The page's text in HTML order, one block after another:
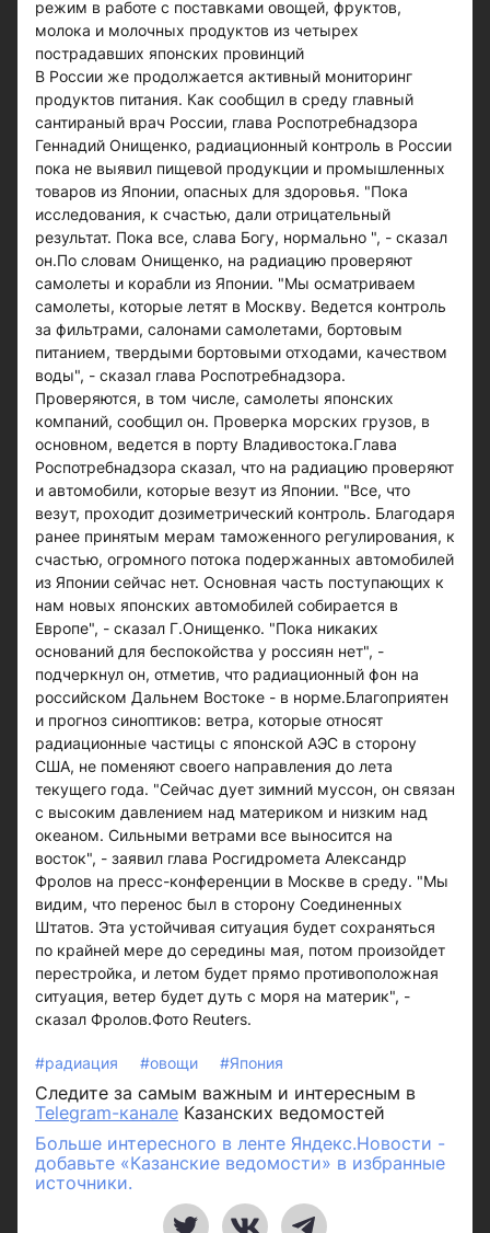
режим в работе с поставками овощей, фруктов,
молока и молочных продуктов из четырех
пострадавших японских провинций
В России же продолжается активный мониторинг
продуктов питания. Как сообщил в среду главный
сантираный врач России, глава Роспотребнадзора
Геннадий Онищенко, радиационный контроль в России
пока не выявил пищевой продукции и промышленных
товаров из Японии, опасных для здоровья. "Пока
исследования, к счастью, дали отрицательный
результат. Пока все, слава Богу, нормально ", - сказал
он.По словам Онищенко, на радиацию проверяют
самолеты и корабли из Японии. "Мы осматриваем
самолеты, которые летят в Москву. Ведется контроль
за фильтрами, салонами самолетами, бортовым
питанием, твердыми бортовыми отходами, качеством
воды", - сказал глава Роспотребнадзора.
Проверяются, в том числе, самолеты японских
компаний, сообщил он. Проверка морских грузов, в
основном, ведется в порту Владивостока.Глава
Роспотребнадзора сказал, что на радиацию проверяют
и автомобили, которые везут из Японии. "Все, что
везут, проходит дозиметрический контроль. Благодаря
ранее принятым мерам таможенного регулирования, к
счастью, огромного потока подержанных автомобилей
из Японии сейчас нет. Основная часть поступающих к
нам новых японских автомобилей собирается в
Европе", - сказал Г.Онищенко. "Пока никаких
оснований для беспокойства у россиян нет", -
подчеркнул он, отметив, что радиационный фон на
российском Дальнем Востоке - в норме.Благоприятен
и прогноз синоптиков: ветра, которые относят
радиационные частицы с японской АЭС в сторону
США, не поменяют своего направления до лета
текущего года. "Сейчас дует зимний муссон, он связан
с высоким давлением над материком и низким над
океаном. Сильными ветрами все выносится на
восток", - заявил глава Росгидромета Александр
Фролов на пресс-конференции в Москве в среду. "Мы
видим, что перенос был в сторону Соединенных
Штатов. Эта устойчивая ситуация будет сохраняться
по крайней мере до середины мая, потом произойдет
перестройка, и летом будет прямо противоположная
ситуация, ветер будет дуть с моря на материк", -
сказал Фролов.Фото Reuters.
#радиация #овощи #Япония
Следите за самым важным и интересным в
Telegram-канале Казанских ведомостей
Больше интересного в ленте Яндекс.Новости -
добавьте «Казанские ведомости» в избранные
источники.